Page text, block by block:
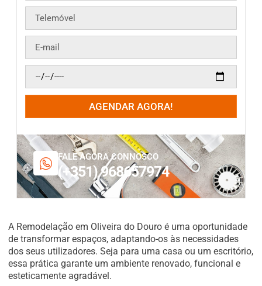
AGENDAR AGORA!
FALE AGORA CONNOSCO
(+351) 968657974
A Remodelação em Oliveira do Douro é uma oportunidade
de transformar espaços, adaptando-os às necessidades
dos seus utilizadores. Seja para uma casa ou um escritório,
essa prática garante um ambiente renovado, funcional e
esteticamente agradável.